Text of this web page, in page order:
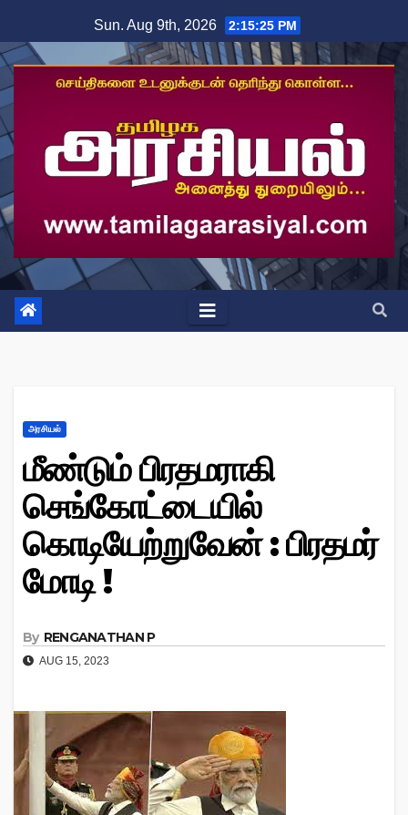
to
content
Sun. Aug 9th, 2026 2:15:26 PM
அரசியல்
மீண்டும் பிரதமராகி
செங்கோட்டையில்
கொடியேற்றுவேன் : பிரதமர்
மோடி !
By RENGANATHAN P
AUG 15, 2023